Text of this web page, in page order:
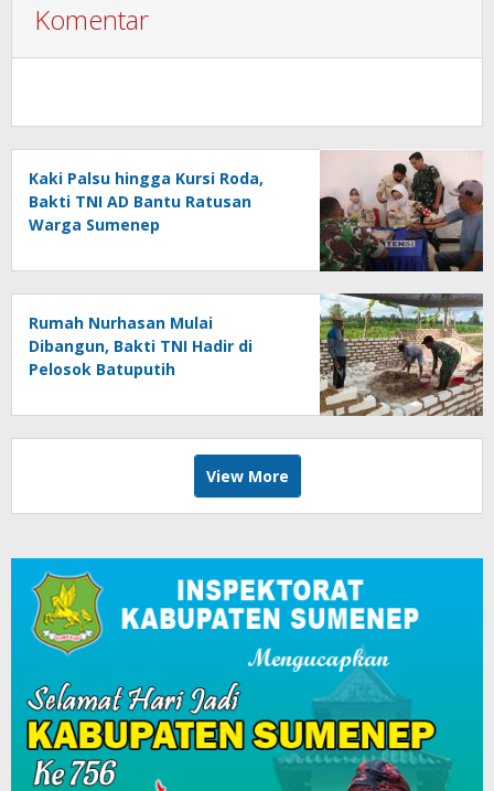
Komentar
Kaki Palsu hingga Kursi Roda,
Bakti TNI AD Bantu Ratusan
Warga Sumenep
Rumah Nurhasan Mulai
Dibangun, Bakti TNI Hadir di
Pelosok Batuputih
View More